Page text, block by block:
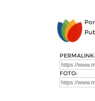
PERMALINK:
FOTO: